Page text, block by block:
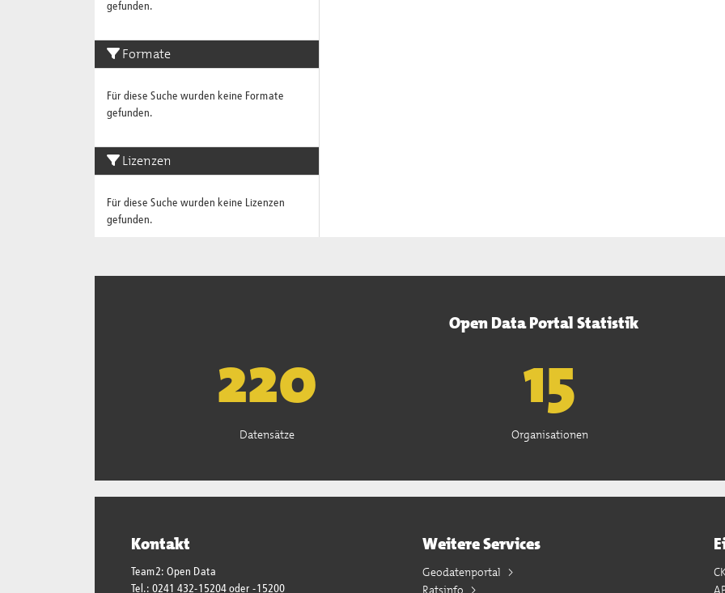
gefunden.
Formate
Für diese Suche wurden keine Formate
gefunden.
Lizenzen
Für diese Suche wurden keine Lizenzen
gefunden.
Open Data Portal Statistik
222
Datensätze
15
Organisationen
Kontakt
Team2: Open Data
Tel.: 0241 432-15204 oder -15200
Weitere Services
Geodatenportal
Ratsinfo